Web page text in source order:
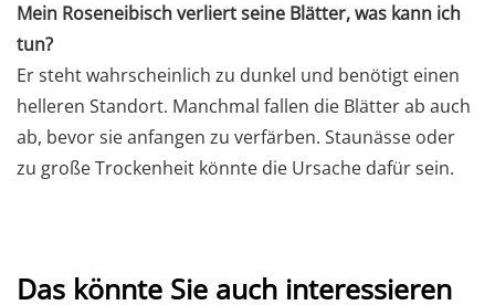
Mein Roseneibisch verliert seine Blätter, was kann ich
tun?
Er steht wahrscheinlich zu dunkel und benötigt einen
helleren Standort. Manchmal fallen die Blätter ab auch
ab, bevor sie anfangen zu verfärben. Staunässe oder
zu große Trockenheit könnte die Ursache dafür sein.
Das könnte Sie auch interessieren